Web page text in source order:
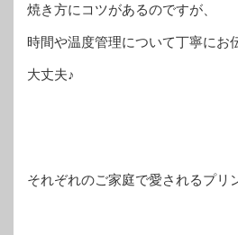
焼き方にコツがあるのですが、
時間や温度管理について丁寧にお
大丈夫♪
それぞれのご家庭で愛されるプリ